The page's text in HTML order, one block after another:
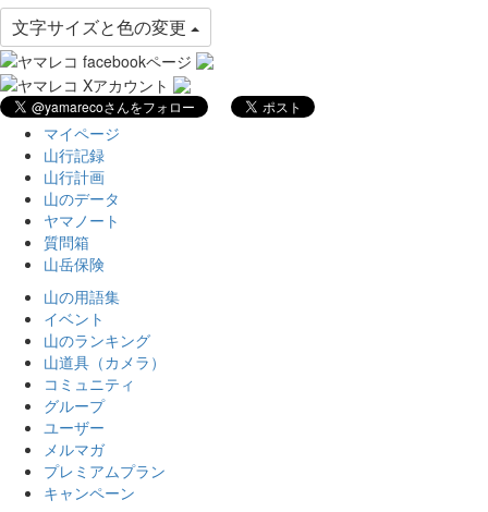
文字サイズと色の変更
マイページ
山行記録
山行計画
山のデータ
ヤマノート
質問箱
山岳保険
山の用語集
イベント
山のランキング
山道具（カメラ）
コミュニティ
グループ
ユーザー
メルマガ
プレミアムプラン
キャンペーン